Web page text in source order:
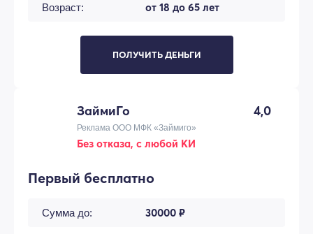
Возраст: от 18 до 65 лет
ПОЛУЧИТЬ ДЕНЬГИ
ЗаймиГо 4,0
Реклама ООО МФК «Займиго»
Без отказа, с любой КИ
Первый бесплатно
Сумма до: 30000 ₽